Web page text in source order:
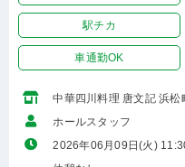
駅チカ
車通勤OK
中華四川料理 唐文記 浜松
ホールスタッフ
2026年06月09日(火)